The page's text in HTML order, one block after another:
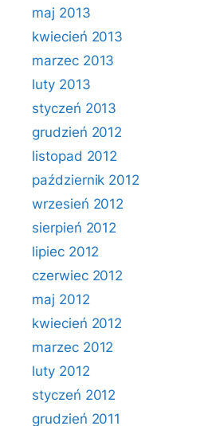
maj 2013
kwiecień 2013
marzec 2013
luty 2013
styczeń 2013
grudzień 2012
listopad 2012
październik 2012
wrzesień 2012
sierpień 2012
lipiec 2012
czerwiec 2012
maj 2012
kwiecień 2012
marzec 2012
luty 2012
styczeń 2012
grudzień 2011